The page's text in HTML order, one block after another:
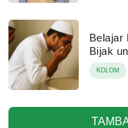
Belajar
Bijak
KOLOM